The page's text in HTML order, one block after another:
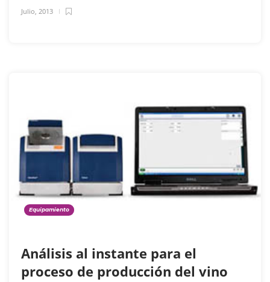
Julio, 2013
Equipamiento
Análisis al instante para el
proceso de producción del vino